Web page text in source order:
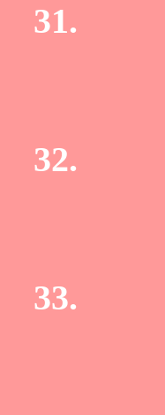
31.
32.
33.